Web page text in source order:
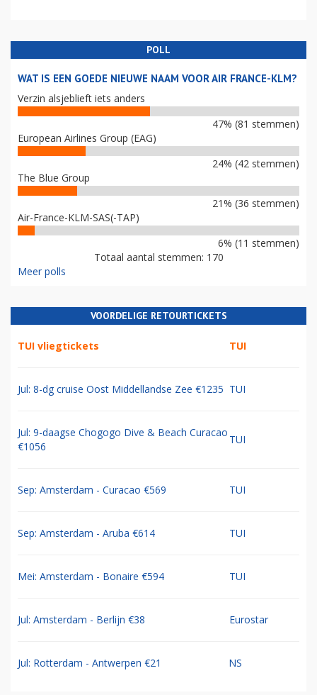
POLL
WAT IS EEN GOEDE NIEUWE NAAM VOOR AIR FRANCE-KLM?
Verzin alsjeblieft iets anders
47% (81 stemmen)
European Airlines Group (EAG)
24% (42 stemmen)
The Blue Group
21% (36 stemmen)
Air-France-KLM-SAS(-TAP)
6% (11 stemmen)
Totaal aantal stemmen: 170
Meer polls
VOORDELIGE RETOURTICKETS
TUI vliegtickets TUI
Jul: 8-dg cruise Oost Middellandse Zee €1235 TUI
Jul: 9-daagse Chogogo Dive & Beach Curacao
€1056
TUI
Sep: Amsterdam - Curacao €569 TUI
Sep: Amsterdam - Aruba €614 TUI
Mei: Amsterdam - Bonaire €594 TUI
Jul: Amsterdam - Berlijn €38 Eurostar
Jul: Rotterdam - Antwerpen €21 NS